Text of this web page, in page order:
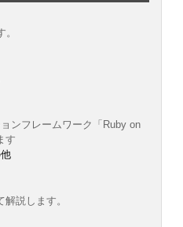
ンフレームワーク「Ruby on
す
説します。